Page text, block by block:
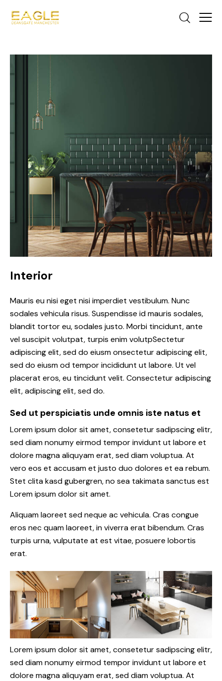
Interior
Mauris eu nisi eget nisi imperdiet vestibulum. Nunc
sodales vehicula risus. Suspendisse id mauris sodales,
blandit tortor eu, sodales justo. Morbi tincidunt, ante
vel suscipit volutpat, turpis enim volutpSectetur
adipiscing elit, sed do eiusm onsectetur adipiscing elit,
sed do eiusm od tempor incididunt ut labore. Ut vel
placerat eros, eu tincidunt velit. Consectetur adipiscing
elit, adipiscing elit, sed do.
Sed ut perspiciatis unde omnis iste natus et
Lorem ipsum dolor sit amet, consetetur sadipscing elitr,
sed diam nonumy eirmod tempor invidunt ut labore et
dolore magna aliquyam erat, sed diam voluptua. At
vero eos et accusam et justo duo dolores et ea rebum.
Stet clita kasd gubergren, no sea takimata sanctus est
Lorem ipsum dolor sit amet.
Aliquam laoreet sed neque ac vehicula. Cras congue
eros nec quam laoreet, in viverra erat bibendum. Cras
turpis urna, vulputate at est vitae, posuere lobortis
erat.
Lorem ipsum dolor sit amet, consetetur sadipscing elitr,
sed diam nonumy eirmod tempor invidunt ut labore et
dolore magna aliquyam erat, sed diam voluptua. At